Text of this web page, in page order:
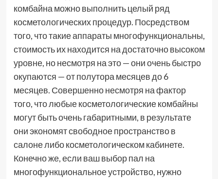
комбайна можно выполнить целый ряд
косметологических процедур. Посредством
того, что такие аппараты многофункциональны,
стоимость их находится на достаточно высоком
уровне, но несмотря на это — они очень быстро
окупаются — от полутора месяцев до 6
месяцев. Совершенно несмотря на фактор
того, что любые косметологические комбайны
могут быть очень габаритными, в результате
они экономят свободное пространство в
салоне либо косметологическом кабинете.
Конечно же, если ваш выбор пал на
многофункциональное устройство, нужно